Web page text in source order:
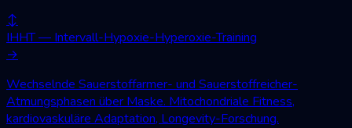
↕
IHHT — Intervall-Hypoxie-Hyperoxie-Training
→
Wechselnde Sauerstoffarmer- und Sauerstoffreicher-
Atmungsphasen über Maske. Mitochondriale Fitness,
kardiovaskuläre Adaptation, Longevity-Forschung.